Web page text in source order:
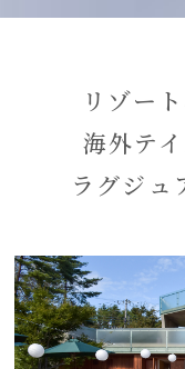
リゾー
海外テ
ラグジュ